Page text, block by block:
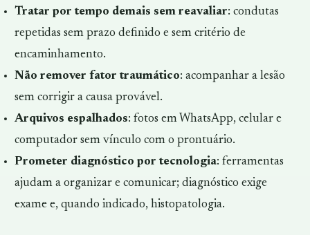
Tratar por tempo demais sem reavaliar: condutas
repetidas sem prazo definido e sem critério de
encaminhamento.
Não remover fator traumático: acompanhar a lesão
sem corrigir a causa provável.
Arquivos espalhados: fotos em WhatsApp, celular e
computador sem vínculo com o prontuário.
Prometer diagnóstico por tecnologia: ferramentas
ajudam a organizar e comunicar; diagnóstico exige
exame e, quando indicado, histopatologia.